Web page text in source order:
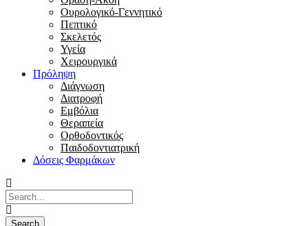
Ουρολογικό-Γεννητικό
Πεπτικό
Σκελετός
Υγεία
Χειρουργικά
Πρόληψη
Διάγνωση
Διατροφή
Εμβόλια
Θεραπεία
Ορθοδοντικός
Παιδοδοντιατρική
Δόσεις Φαρμάκων